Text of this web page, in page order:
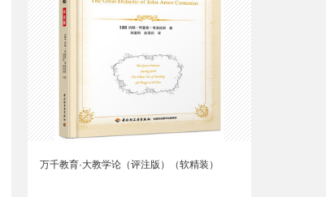
万千教育·大教学论（评注版）（软精装）